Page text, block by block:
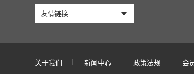
友情链接
关于我们 新闻中心 政策法规 会